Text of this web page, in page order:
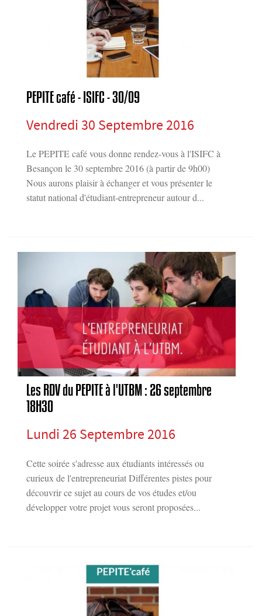
PEPITE café - ISIFC - 30/09
Vendredi 30 Septembre 2016
Le PEPITE café vous donne rendez-vous à l'ISIFC à
Besançon le 30 septembre 2016 (à partir de 9h00)
Nous aurons plaisir à échanger et vous présenter le
statut national d'étudiant-entrepreneur autour d...
Les RDV du PEPITE à l'UTBM : 26 septembre
18H30
Lundi 26 Septembre 2016
Cette soirée s'adresse aux étudiants intéressés ou
curieux de l'entrepreneuriat Différentes pistes pour
découvrir ce sujet au cours de vos études et/ou
développer votre projet vous seront proposées...